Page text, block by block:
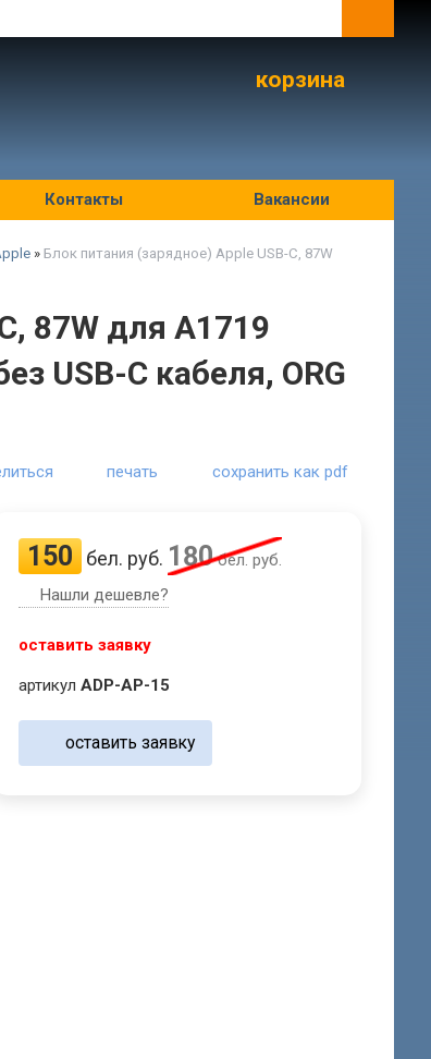
корзина
Контакты Вакансии
» Блок питания (зарядное) Apple USB-C, 87W
87W для A1719
USB-C кабеля, ORG
печать сохранить как pdf
150 бел. руб. 180бел. руб.
Нашли дешевле?
оставить заявку
артикулADP-AP-15
оставить заявку